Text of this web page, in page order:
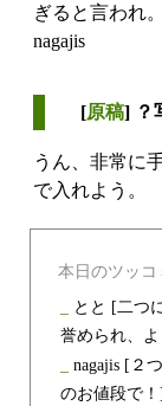
ぎると言われ
nagajis
[原稿] ？
うん、非常に
で入れよう。
本日のツッコ
とと [二つ
誉められ、
nagajis [２
のお値段で